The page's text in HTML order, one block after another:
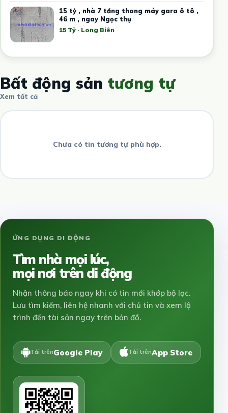
15 tỷ , nhà 7 tầng thang máy gara ô tô ,
46 m , ngay Ngọc thụ
15 Tỷ · Long Biên
Bất động sản tương tự
Xem tất cả
Chưa có tin tương tự phù hợp.
ỨNG DỤNG DI ĐỘNG
Tìm nhà mọi lúc,
mọi nơi trên di động
Nhận thông báo ngay khi có tin mới khớp bộ lọc.
Lưu tìm kiếm, liên hệ nhanh với chủ tin và xem lộ
trình đến tài sản ngay trên bản đồ.
Tải trênGoogle Play Tải trênApp Store